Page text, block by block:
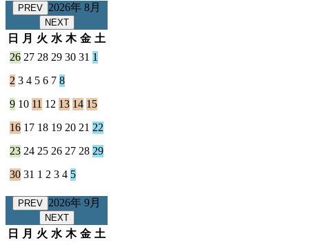
PREV 2026年 8月
NEXT
日 月 火 水 木 金 土
26 27 28 29 30 31 1
2 3 4 5 6 7 8
9 10 11 12 13 14 15
16 17 18 19 20 21 22
23 24 25 26 27 28 29
30 31 1 2 3 4 5
PREV 2026年 9月
NEXT
日 月 火 水 木 金 土